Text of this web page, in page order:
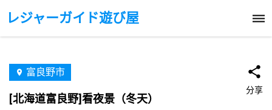
レジャーガイド遊び屋
富良野市
[北海道富良野]看夜景（冬天）
分享